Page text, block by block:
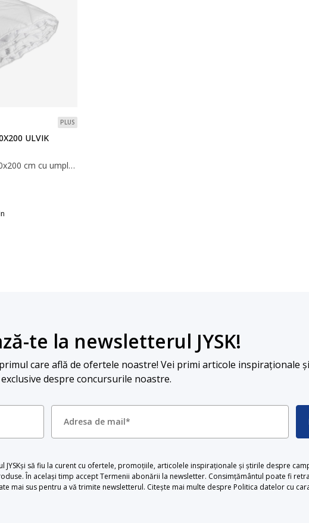
PLUS
ULVIK
Plapumă cu fibre 180x200 cm cu umplutură aerisită și izolatoare din fibră goală spiralată, de poliester siliconizat, 1260 g. Țesătură moale din 100% microfibră de poliester. Temperatură spălare: 60°C.
te la newsletterul JYSK!
care află de ofertele noastre! Vei primi articole inspiraționale
exclusive despre concursurile noastre.
JYSKși să fiu la curent cu ofertele, promoțiile, articolele inspiraționale și știrile despre
În același timp accept Termenii abonării la newsletter. Consimțământul poate fi
mai sus pentru a vă trimite newsletterul. Citește mai multe despre Politica datelor cu